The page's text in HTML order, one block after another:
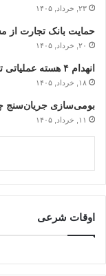
۲۳, خرداد, ۱۴۰۵
حمایت بانک تجارت از
۲۰, خرداد, ۱۴۰۵
انهدام ۴ هسته عملیاتی تروریستی (اینفوگرافیک)
۱۸, خرداد, ۱۴۰۵
بومی‌سازی جریان‌سنج
۱۱, خرداد, ۱۴۰۵
اوقات شرعی